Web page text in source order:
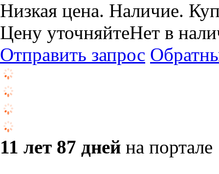
Низкая цена. Наличие.
Цену уточняйтеНет в
Отправить запрос
11 лет 87 дней на портале